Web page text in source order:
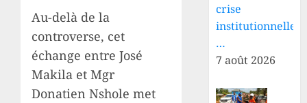
Au-delà de la
controverse, cet
échange entre José
Makila et Mgr
Donatien Nshole met
crise
institutionnelle
…
7 août 2026